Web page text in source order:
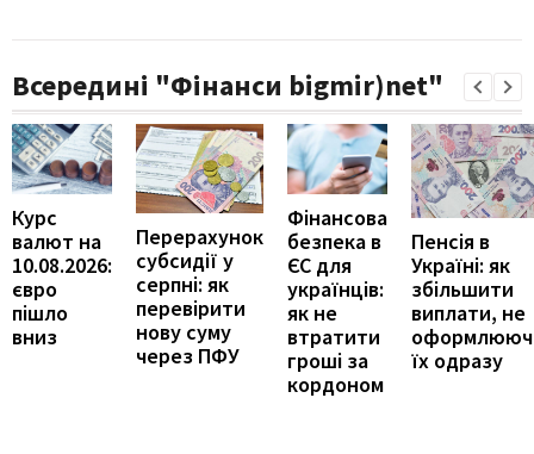
Всередині "Фінанси bigmir)net"
Курс
валют на
10.08.2026:
євро
пішло
вниз
Перерахунок
субсидії у
серпні: як
перевірити
нову суму
через ПФУ
Фінансова
безпека в
ЄС для
українців:
як не
втратити
гроші за
кордоном
Пенсія в
Україні: як
збільшити
виплати, не
їх одразу